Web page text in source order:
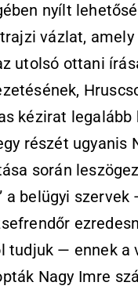
nyílt
vázlat,
utolsó ottani
kézirat
részét ugyanis
során
a belügyi
tudjuk — ennek
Nagy Imre